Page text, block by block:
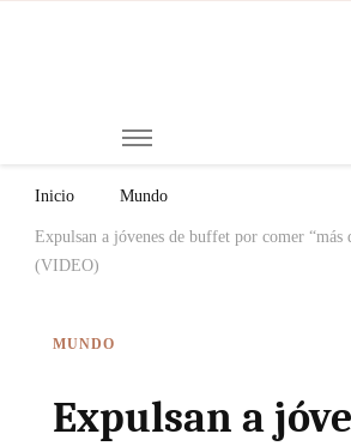
Inicio Mundo
Expulsan a jóvenes de buffet por comer “más
(VIDEO)
MUNDO
Expulsan a